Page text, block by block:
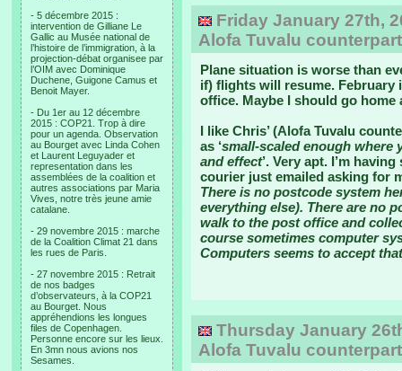
- 5 décembre 2015 :
intervention de Gilliane Le
Gallic au Musée national de
l’histoire de l’immigration, à la
projection-débat organisee par
l’OIM avec Dominique
Duchene, Guigone Camus et
Benoit Mayer.
- Du 1er au 12 décembre
2015 : COP21. Trop à dire
pour un agenda. Observation
au Bourget avec Linda Cohen
et Laurent Leguyader et
representation dans les
assemblées de la coalition et
autres associations par Maria
Vives, notre très jeune amie
catalane.
- 29 novembre 2015 : marche
de la Coalition Climat 21 dans
les rues de Paris.
- 27 novembre 2015 : Retrait
de nos badges
d’observateurs, à la COP21
au Bourget. Nous
appréhendions les longues
files de Copenhagen.
Personne encore sur les lieux.
En 3mn nous avions nos
Sesames.
Friday January 27th,
Alofa Tuvalu
Plane situation is worse than
if) flights will resume. February
office. Maybe I should go home
I like Chris’ (Alofa Tuvalu
as ‘small-scaled enough where
and effect’. Very apt. I’m
courier just emailed asking for
There is no postcode system
everything else). There are no
walk to the post office and
course sometimes computer
Computers seems to accept
Thursday January
Alofa Tuvalu